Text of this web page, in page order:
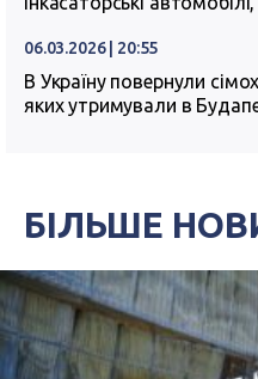
06.03.2026 | 20:55
В Україну повернули
яких утримували в
БІЛЬШЕ